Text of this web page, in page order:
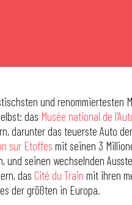
und renommiertesten
das Musée national de
darunter das teuerste Auto
sur Etoffes mit seinen 3
und seinen wechselnden
das Cité du Train mit ihren
der größten in Europa.